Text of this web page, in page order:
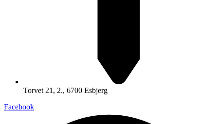
Torvet 21, 2., 6700 Esbjerg
Facebook